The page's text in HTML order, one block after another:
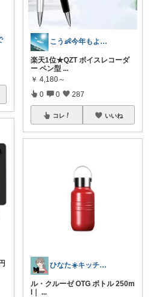
こう👶今年もよろしくお願いします🥹
楽天1位★QZT ボイスレコーダ
ー ペン型 ...
￥ 4,180～
0 0 287
コレ いいね
ひなた☀️キッチン✿暮らし✿美容
ル・クルーゼ OTG ボトル 250m
...